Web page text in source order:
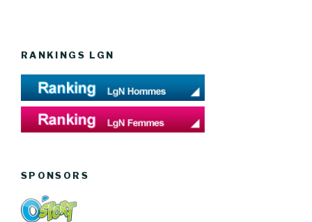
RANKINGS LGN
SPONSORS